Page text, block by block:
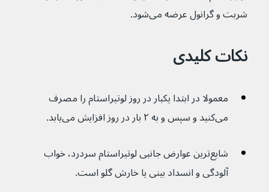
شربت و گرانول عرضه می‌شود.
نکات کلیدی
معمولا در ابتدا یکبار در روز لوتیراستام را مصرف
می‌کنید و سپس و به ۲ بار در روز افزایش می‌یابد.
شایع‌ترین عوارض جانبی لوتیراستام سردرد، خواب
آلودگی و انسداد بینی یا خارش گلو است.